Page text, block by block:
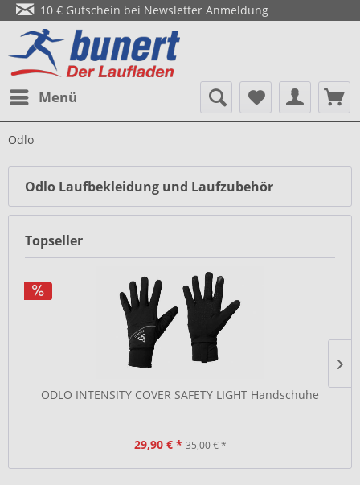
10 € Gutschein bei Newsletter Anmeldung
Menü
Odlo
Odlo Laufbekleidung und Laufzubehör
Topseller
ODLO INTENSITY COVER SAFETY LIGHT Handschuhe
29,90 € * 35,00 € *